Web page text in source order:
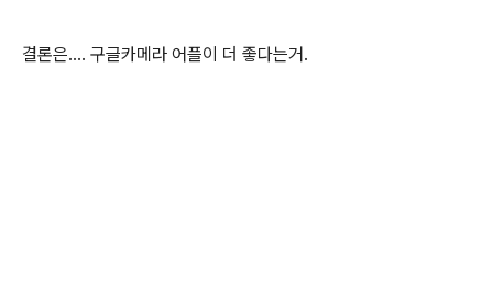
결론은.... 구글카메라 어플이 더 좋다는거.